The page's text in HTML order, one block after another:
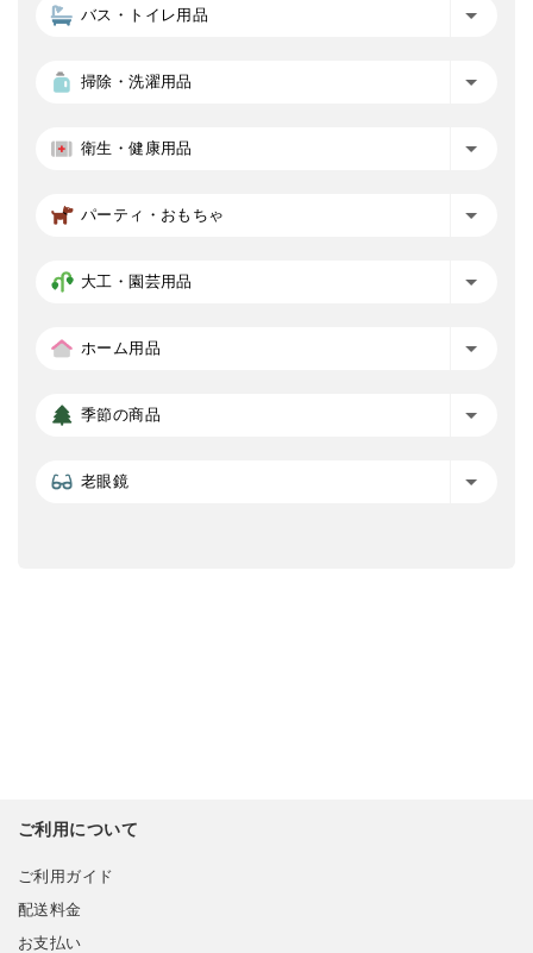
バス・トイレ用品
掃除・洗濯用品
衛生・健康用品
パーティ・おもちゃ
大工・園芸用品
ホーム用品
季節の商品
老眼鏡
ご利用について
ご利用ガイド
配送料金
お支払い